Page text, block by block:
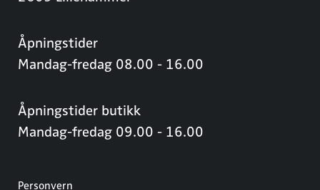
Åpningstider
Mandag-fredag 08.00 - 16.00
Åpningstider butikk
Mandag-fredag 09.00 - 16.00
Personvern